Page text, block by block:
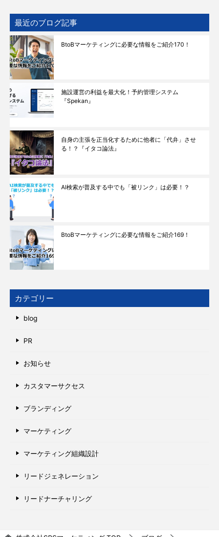
最近のブログ記事
BtoBマーケティングに必要な情報をご紹介170！
施設運営の利益を最大化！予約管理システム
『Spekan』
自身の主張を正当化するために他者に「代弁」させ
る！？『イタコ論法』
AI検索が普及する中でも「被リンク」は必要！？
BtoBマーケティングに必要な情報をご紹介169！
カテゴリー
blog
PR
お知らせ
カスタマーサクセス
ブランディング
マーケティング
マーケティング組織設計
リードジェネレーション
リードナーチャリング